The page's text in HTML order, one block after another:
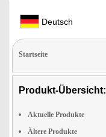
Deutsch
Startseite
Produkt-Übersicht:
Aktuelle Produkte
Ältere Produkte